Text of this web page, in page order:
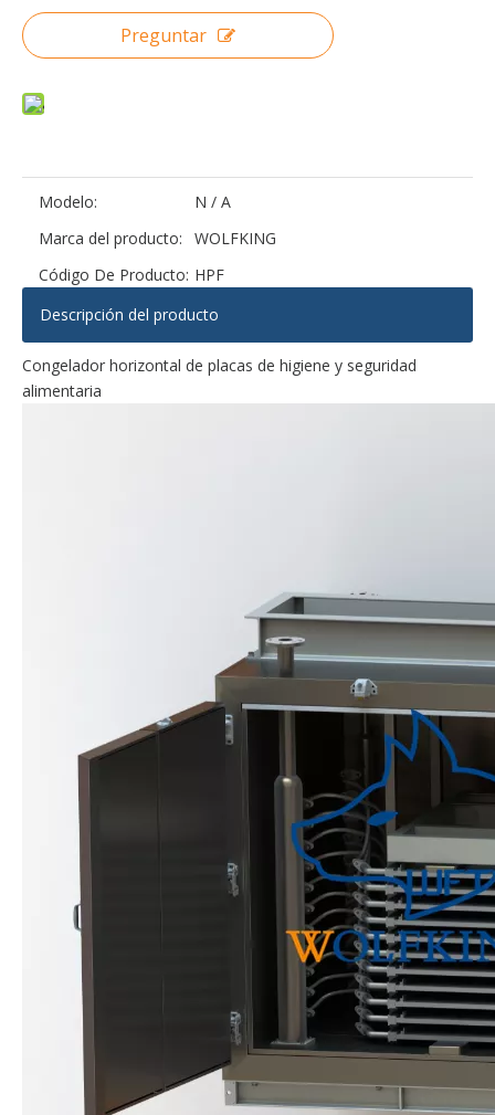
Línea de procesamiento de bagre automático de mantenimiento conveniente
Línea de procesamiento de bagre automática personalizada
Línea de procesamiento de bagre de higiene de seguridad alimentaria Línea de procesamiento de bagre de grado alimenticio industrial
Preguntar
Modelo:
N / A
Marca del producto:
WOLFKING
Código De Producto: HPF
Descripción del producto
Congelador horizontal de placas de higiene y seguridad
alimentaria